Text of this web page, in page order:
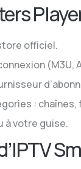
officiel.
(M3U,
: chaînes,
à votre guise.